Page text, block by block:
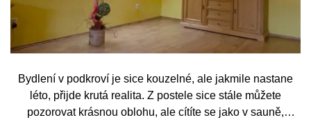
Bydlení v podkroví je sice kouzelné, ale jakmile nastane
léto, přijde krutá realita. Z postele sice stále můžete
pozorovat krásnou oblohu, ale cítíte se jako v sauně,